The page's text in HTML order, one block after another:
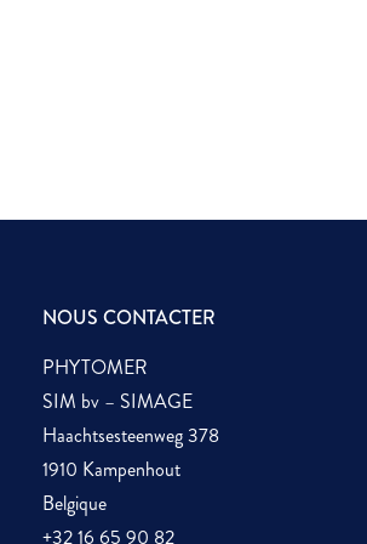
NOUS CONTACTER
PHYTOMER
SIM bv – SIMAGE
Haachtsesteenweg 378
1910 Kampenhout
Belgique
+32 16 65 90 82